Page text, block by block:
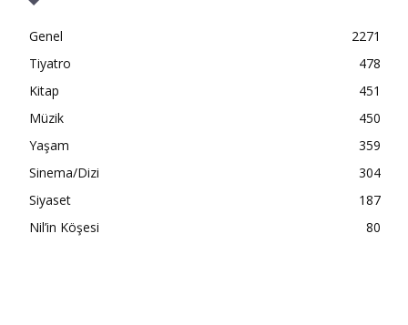
Genel
2271
Tiyatro
478
Kitap
451
Müzik
450
Yaşam
359
Sinema/Dizi
304
Siyaset
187
Nil’in Köşesi
80